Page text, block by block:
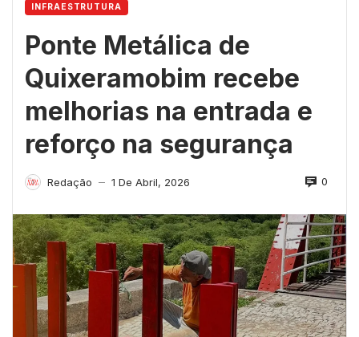
INFRAESTRUTURA
Ponte Metálica de
Quixeramobim recebe
melhorias na entrada e
reforço na segurança
Redação — 1 De Abril, 2026 0